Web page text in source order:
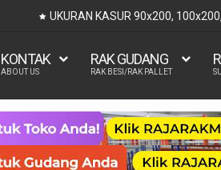
UKURAN KASUR 90x200,
KONTAK
ABOUT US
RAK GUDANG
RAK BESI/RAK PALLET